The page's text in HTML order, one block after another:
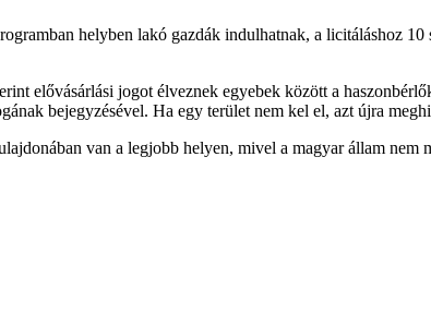
helyben lakó gazdák indulhatnak, a licitáláshoz
elővásárlási jogot élveznek egyebek között a
bejegyzésével. Ha egy terület nem kel el, azt újra
van a legjobb helyen, mivel a magyar állam nem